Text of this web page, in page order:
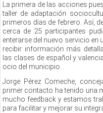
La primera de las acciones
taller de adaptación
primeros días de febrero. Así,
cerca de 25 participantes
enterarse del nuevo servicio en
recibir información más
las clases de español y
ocio del municipio.
Jorge Pérez Comeche,
primer contacto ha tenido una
mucho feedback y estamos
para facilitar y mejorar su